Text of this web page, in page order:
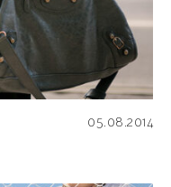
05.08.2014